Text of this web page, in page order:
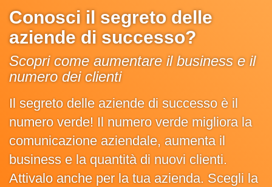
Conosci il segreto delle
aziende di successo?
Scopri come aumentare il business e il
numero dei clienti
Il segreto delle aziende di successo è il
numero verde! Il numero verde migliora la
comunicazione aziendale, aumenta il
business e la quantità di nuovi clienti.
Attivalo anche per la tua azienda. Scegli la